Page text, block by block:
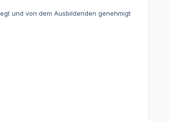
und von dem Ausbildenden genehmigt